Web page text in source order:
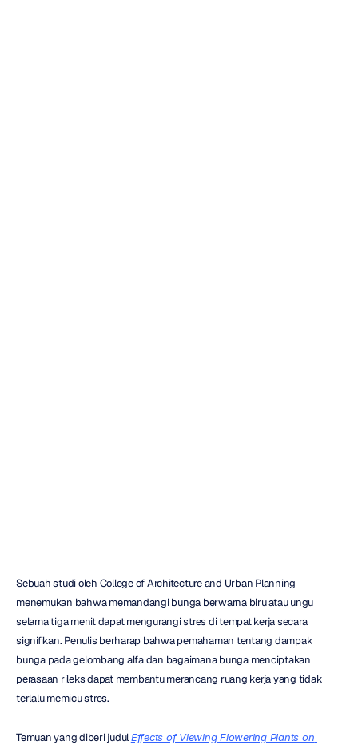
Sebuah studi oleh College of Architecture and Urban Planning
menemukan bahwa memandangi bunga berwarna biru atau ungu
selama tiga menit dapat mengurangi stres di tempat kerja secara
signifikan. Penulis berharap bahwa pemahaman tentang dampak
bunga pada gelombang alfa dan bagaimana bunga menciptakan
perasaan rileks dapat membantu merancang ruang kerja yang tidak
terlalu memicu stres.
Temuan yang diberi judul Effects of Viewing Flowering Plants on